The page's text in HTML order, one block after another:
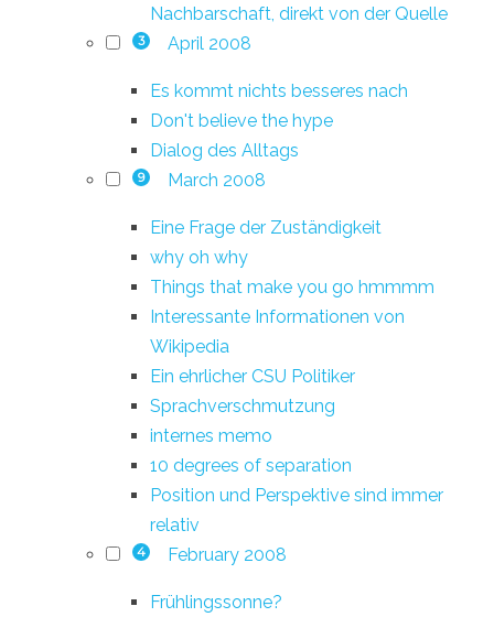
Nachbarschaft, direkt von der Quelle
3 April 2008
Es kommt nichts besseres nach
Don't believe the hype
Dialog des Alltags
9 March 2008
Eine Frage der Zuständigkeit
why oh why
Things that make you go hmmmm
Interessante Informationen von
Wikipedia
Ein ehrlicher CSU Politiker
Sprachverschmutzung
internes memo
10 degrees of separation
Position und Perspektive sind immer
relativ
4 February 2008
Frühlingssonne?